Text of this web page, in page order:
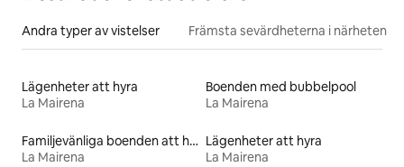
Andra typer av vistelser Främsta sevärdheterna i närheten
Lägenheter att hyra
La Mairena
Boenden med bubbelpool
La Mairena
Familjevänliga boenden att hyra
La Mairena
Lägenheter att hyra
La Mairena